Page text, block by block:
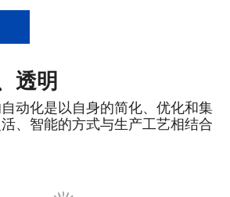
透明
动化是以自身的简化、优化和集
、智能的方式与生产工艺相结合